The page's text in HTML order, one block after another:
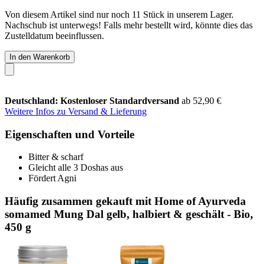
Von diesem Artikel sind nur noch 11 Stück in unserem Lager.
Nachschub ist unterwegs! Falls mehr bestellt wird, könnte dies das
Zustelldatum beeinflussen.
In den Warenkorb
Deutschland: Kostenloser Standardversand ab 52,90 €
Weitere Infos zu Versand & Lieferung
Eigenschaften und Vorteile
Bitter & scharf
Gleicht alle 3 Doshas aus
Fördert Agni
Häufig zusammen gekauft mit Home of Ayurveda
somamed Mung Dal gelb, halbiert & geschält - Bio,
450 g